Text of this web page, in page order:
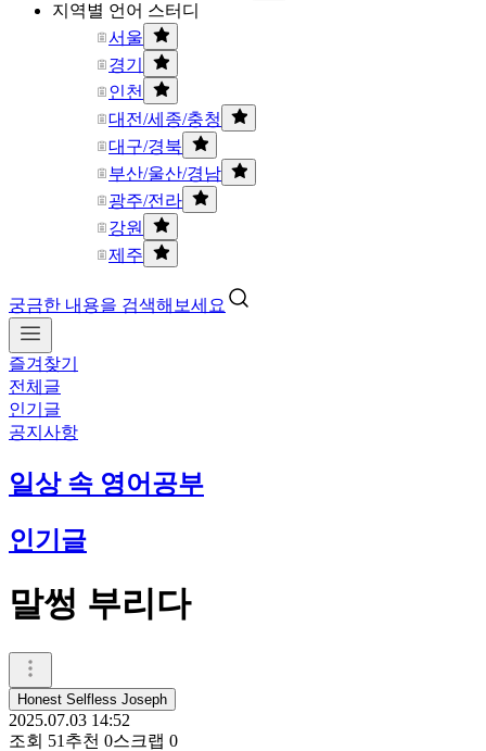
지역별 언어 스터디
서울
경기
인천
대전/세종/충청
대구/경북
부산/울산/경남
광주/전라
강원
제주
궁금한 내용을 검색해보세요
즐겨찾기
전체글
인기글
공지사항
일상 속 영어공부
인기글
말썽 부리다
Honest Selfless Joseph
2025.07.03 14:52
조회 51 추천 0스크랩 0